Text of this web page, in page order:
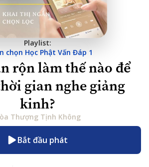
Playlist:
chọn Học Phật Vấn Đáp 1
rộn làm thế nào để
gian nghe giảng
kinh?
Thượng Tịnh Không
Bắt đầu phát